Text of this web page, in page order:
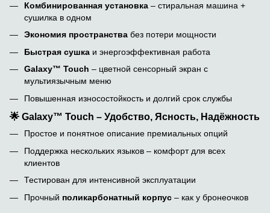
Комбинированная установка – стиральная машина +
сушилка в одном
Экономия пространства без потери мощности
Быстрая сушка и энергоэффективная работа
Galaxy™ Touch – цветной сенсорный экран с
мультиязычным меню
Повышенная износостойкость и долгий срок службы
🌟 Galaxy™ Touch – Удобство, Ясность, Надёжность
Простое и понятное описание премиальных опций
Поддержка нескольких языков – комфорт для всех
клиентов
Тестирован для интенсивной эксплуатации
Прочный поликарбонатный корпус – как у бронеочков